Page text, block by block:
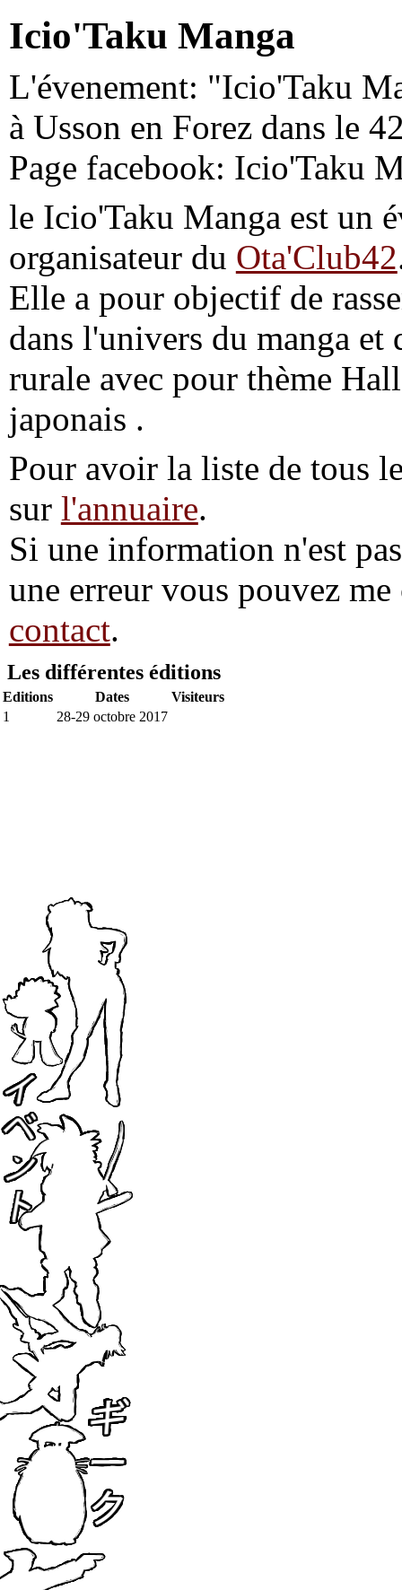
Icio'Taku Manga
L'évenement: "Icio'Taku
à Usson en Forez dans le
Page facebook: Icio'Taku
le Icio'Taku Manga est un
organisateur du Ota'Club42
Elle a pour objectif de
dans l'univers du manga
rurale avec pour thème
japonais .
Pour avoir la liste de tous
sur l'annuaire.
Si une information n'est
une erreur vous pouvez
contact.
Les différentes éditions
Editions Dates
Visiteurs
1
28-29 octobre 2017